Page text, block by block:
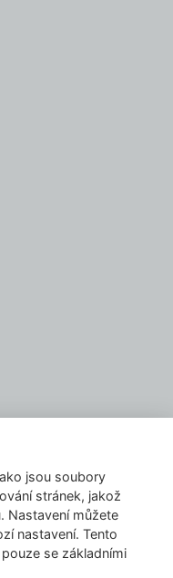
jsou soubory
stránek, jakož
Nastavení můžete
nastavení. Tento
se základními